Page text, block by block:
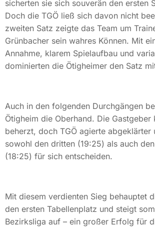
sicherten sie sich souverän den ersten
Doch die TGÖ ließ sich davon nicht
zweiten Satz zeigte das Team um
Grünbacher sein wahres Können. Mit
Annahme, klarem Spielaufbau und
dominierten die Ötigheimer den Satz
Auch in den folgenden Durchgängen
Ötigheim die Oberhand. Die
beherzt, doch TGÖ agierte abgeklärter
sowohl den dritten (19:25) als auch
(18:25) für sich entscheiden.
Mit diesem verdienten Sieg behauptet
den ersten Tabellenplatz und steigt
Bezirksliga auf – ein großer Erfolg für